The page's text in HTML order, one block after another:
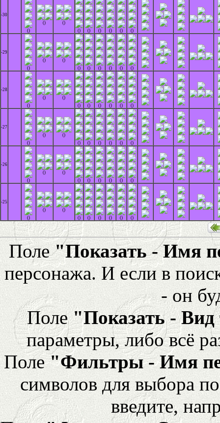
-30
()
()
()
()
() () () () ()
-29
()
()
()
()
() () () () ()
-28
()
()
()
()
() () () () ()
-27
()
()
()
()
() () () () ()
-26
()
()
()
()
() () () () ()
-25
()
()
()
()
() () () () ()
Поле"Показать - Имя
персонажа. И если в
- он
Поле"Показать -
параметры, либо всё
Поле"Фильтры - Имя
символов для выбора
введите,